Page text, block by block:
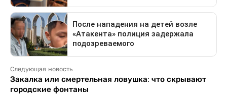
Следующая новость
Закалка или смертельная ловушка: что скрывают
городские фонтаны